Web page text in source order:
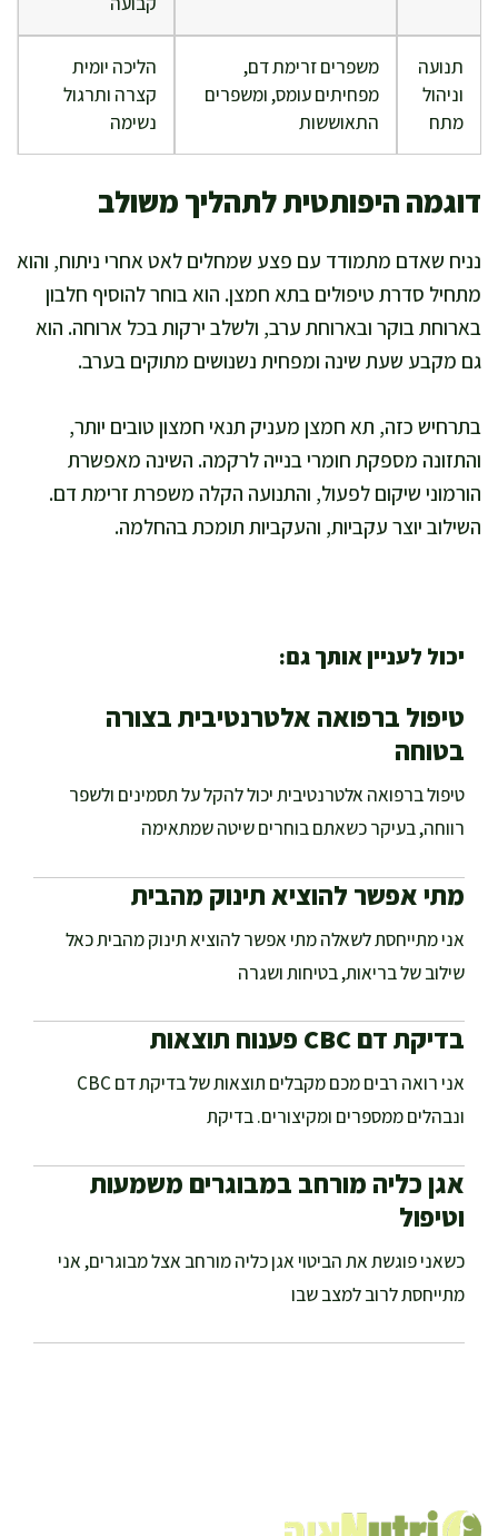
תנועה
וניהול
מתח
משפרים זרימת דם,
מפחיתים עומס, ומשפרים
התאוששות
הליכה יומית
קצרה ותרגול
נשימה
דוגמה היפותטית לתהליך משולב
נניח שאדם מתמודד עם פצע שמחלים לאט אחרי ניתוח, והוא
מתחיל סדרת טיפולים בתא חמצן. הוא בוחר להוסיף חלבון
בארוחת בוקר ובארוחת ערב, ולשלב ירקות בכל ארוחה. הוא
גם מקבע שעת שינה ומפחית נשנושים מתוקים בערב.
בתרחיש כזה, תא חמצן מעניק תנאי חמצון טובים יותר,
והתזונה מספקת חומרי בנייה לרקמה. השינה מאפשרת
הורמוני שיקום לפעול, והתנועה הקלה משפרת זרימת דם.
השילוב יוצר עקביות, והעקביות תומכת בהחלמה.
יכול לעניין אותך גם:
טיפול ברפואה אלטרנטיבית בצורה
בטוחה
טיפול ברפואה אלטרנטיבית יכול להקל על תסמינים ולשפר
רווחה, בעיקר כשאתם בוחרים שיטה שמתאימה
מתי אפשר להוציא תינוק מהבית
אני מתייחסת לשאלה מתי אפשר להוציא תינוק מהבית כאל
שילוב של בריאות, בטיחות ושגרה
בדיקת דם CBC פענוח תוצאות
אני רואה רבים מכם מקבלים תוצאות של בדיקת דם CBC
ונבהלים ממספרים ומקיצורים. בדיקת
אגן כליה מורחב במבוגרים משמעות
וטיפול
כשאני פוגשת את הביטוי אגן כליה מורחב אצל מבוגרים, אני
מתייחסת לרוב למצב שבו